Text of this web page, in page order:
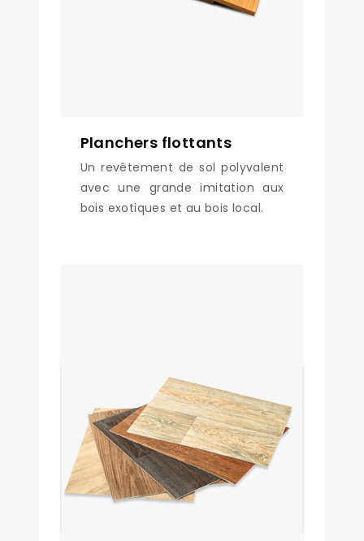
Planchers flottants
Un revêtement de sol polyvalent
avec une grande imitation aux
bois exotiques et au bois local.